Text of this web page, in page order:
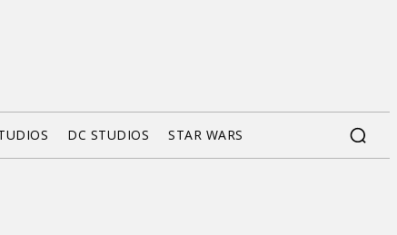
DC STUDIOS STAR WARS